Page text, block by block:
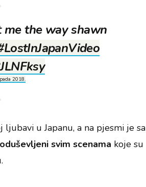
the way shawn
2018.
u Japanu, a na pjesmi je sa
oduševljeni svim scenama koje su